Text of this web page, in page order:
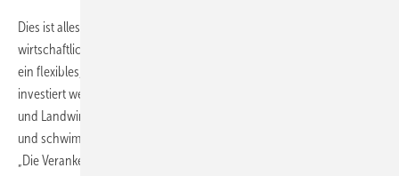
Dies ist alles notwendig, um eine Widerstandsfähigkeit gegen
wirtschaftliche und klimatische Schocks aufzubauen. Dazu müsse in
ein flexibles, dekarbonisiertes System auf Basis erneuerbarer Energien
investiert werden, das Bürger vor volatilen Energiepreisen schütze
und Landwirtschaft und Biodiversität durch Lösungen wie Agri-PV
und schwimmende Photovoltaik unterstütze, wie Dries Acke betont.
„Die Verankerung von Europas Energiesicherheitsstrategie in